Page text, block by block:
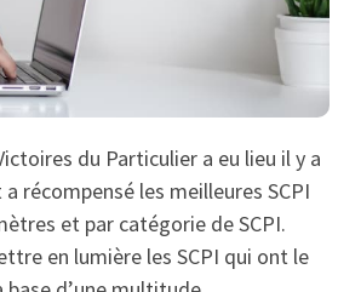
du Particulier a eu lieu il y a
récompensé les meilleures SCPI
et par catégorie de SCPI.
en lumière les SCPI qui ont le